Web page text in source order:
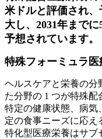
米ドルと評価され
大し、2031年まで
予想されています。
特殊フォーミュラ
ヘルスケアと栄養の分
た分野の 1 つが特殊配
特定の健康状態、病気
定の食事ニーズに応え
特化型医療栄養はサブ